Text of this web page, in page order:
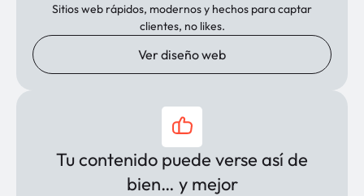
Sitios web rápidos, modernos y hechos para captar
clientes, no likes.
Ver diseño web
Tu contenido puede verse así de
bien… y mejor